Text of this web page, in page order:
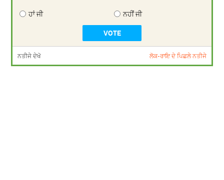
ਹਾਂ ਜੀ ਨਹੀਂ ਜੀ
ਨਤੀਜੇ ਦੇਖੋ ਲੋਕ-ਰਾਇ ਦੇ ਪਿਛਲੇ ਨਤੀਜੇ